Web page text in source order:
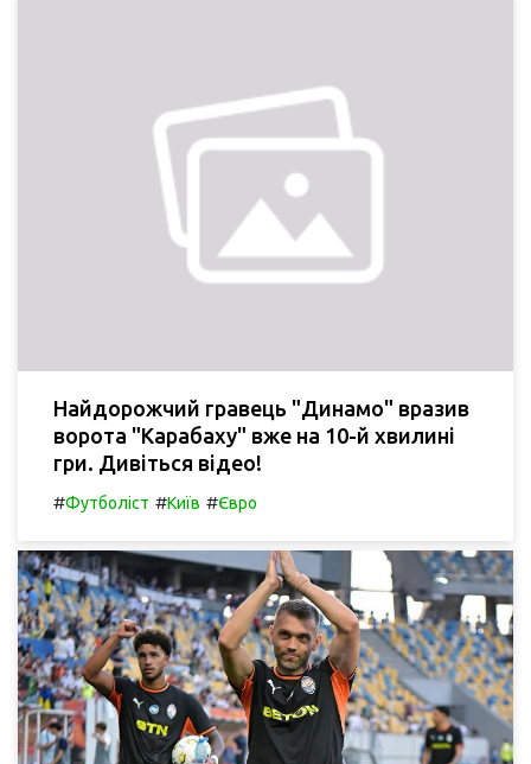
Найдорожчий гравець "Динамо" вразив
ворота "Карабаху" вже на 10-й хвилині
гри. Дивіться відео!
#Футболіст #Київ #Євро